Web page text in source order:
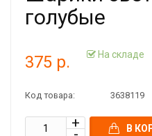
голубые
375 р. На складе
Код товара: 3638119
В